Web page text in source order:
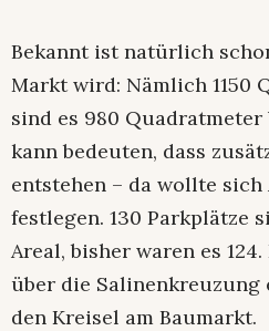
Bekannt ist natürlich
Markt wird: Nämlich 1150
sind es 980 Quadratmeter
kann bedeuten, dass
entstehen – da wollte
festlegen. 130 Parkplätze
Areal, bisher waren es
über die
den Kreisel am Baumarkt.